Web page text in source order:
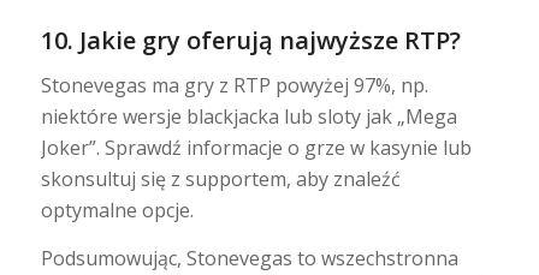
10. Jakie gry oferują najwyższe RTP?
Stonevegas ma gry z RTP powyżej 97%, np.
niektóre wersje blackjacka lub sloty jak „Mega
Joker”. Sprawdź informacje o grze w kasynie lub
skonsultuj się z supportem, aby znaleźć
optymalne opcje.
Podsumowując, Stonevegas to wszechstronna